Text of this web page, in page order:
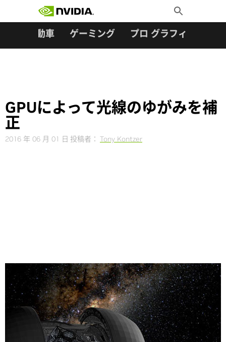
Toggle
Search
自動車 ゲーミング プロ グラフィックス
GPUによって光線のゆがみを補
正
2016 年 06 月 01 日 投稿者： Tony Kontzer
Share